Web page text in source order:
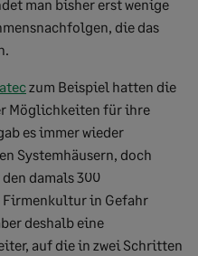
man bisher erst wenige
die das
zum Beispiel hatten die
Möglichkeiten für ihre
es immer wieder
Systemhäusern, doch
damals 300
in Gefahr
deshalb eine
auf die in zwei Schritten